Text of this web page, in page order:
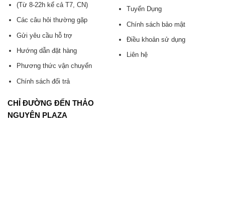
(Từ 8-22h kể cả T7, CN)
Các câu hỏi thường gặp
Gửi yêu cầu hỗ trợ
Hướng dẫn đặt hàng
Phương thức vận chuyển
Chính sách đổi trả
Tuyển Dụng
Chính sách bảo mật
Điều khoản sử dụng
Liên hệ
CHỈ ĐƯỜNG ĐẾN THẢO
NGUYÊN PLAZA